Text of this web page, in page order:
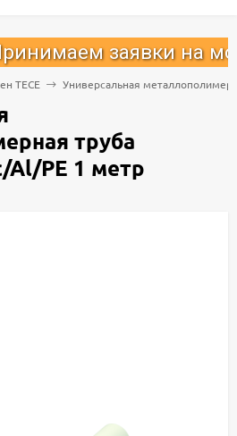
заявки на
ТECE Универсальная
труба
Al/PE 1 метр